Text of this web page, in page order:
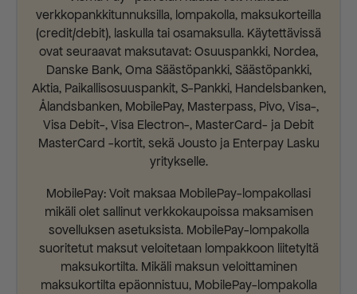
verkkopankkitunnuksilla, lompakolla, maksukorteilla
(credit/debit), laskulla tai osamaksulla. Käytettävissä
ovat seuraavat maksutavat: Osuuspankki, Nordea,
Danske Bank, Oma Säästöpankki, Säästöpankki,
Aktia, Paikallisosuuspankit, S-Pankki, Handelsbanken,
Ålandsbanken, MobilePay, Masterpass, Pivo, Visa-,
Visa Debit-, Visa Electron-, MasterCard- ja Debit
MasterCard -kortit, sekä Jousto ja Enterpay Lasku
yritykselle.
MobilePay: Voit maksaa MobilePay-lompakollasi
mikäli olet sallinut verkkokaupoissa maksamisen
sovelluksen asetuksista. MobilePay-lompakolla
suoritetut maksut veloitetaan lompakkoon liitetyltä
maksukortilta. Mikäli maksun veloittaminen
maksukortilta epäonnistuu, MobilePay-lompakolla